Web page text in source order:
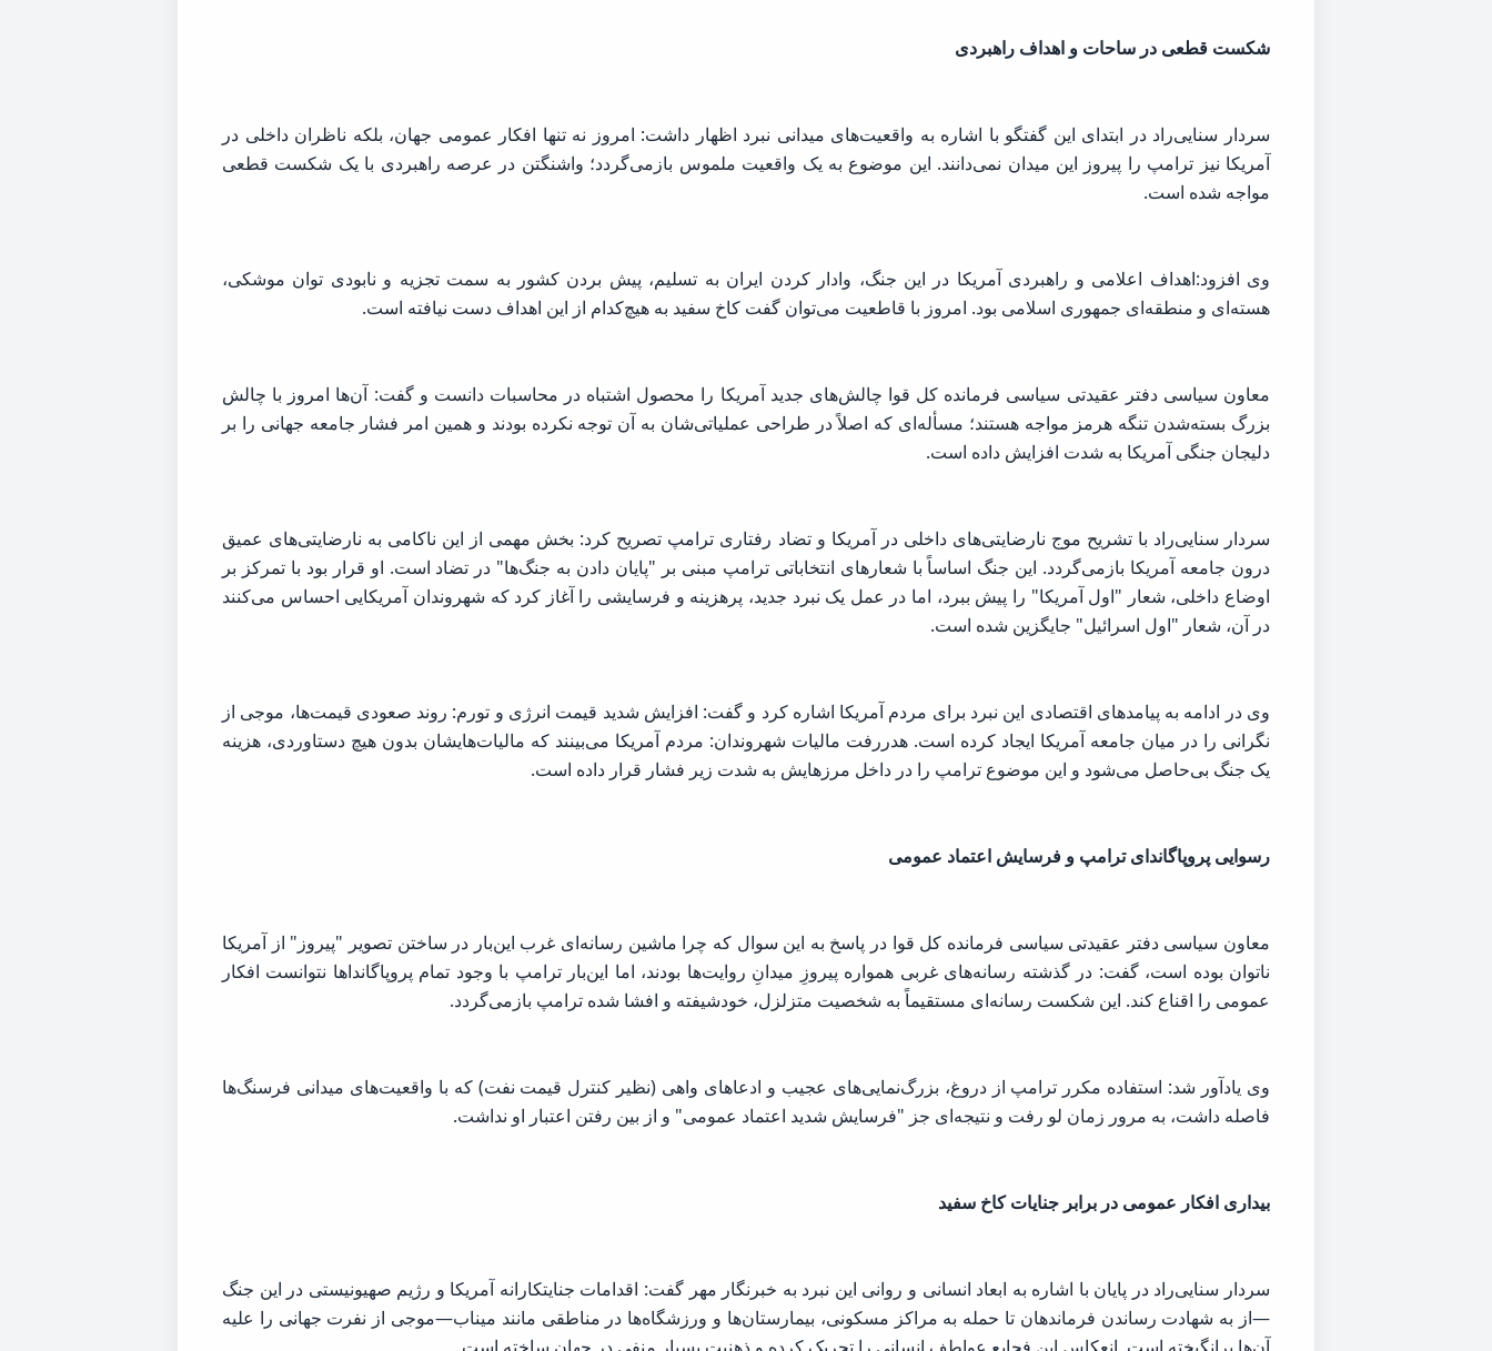
شکست قطعی در ساحات و اهداف راهبردی
سردار سنایی‌راد در ابتدای این گفتگو با اشاره به واقعیت‌های میدانی نبرد اظهار داشت: امروز نه تنها افکار عمومی جهان، بلکه ناظران داخلی در
آمریکا نیز ترامپ را پیروز این میدان نمی‌دانند. این موضوع به یک واقعیت ملموس بازمی‌گردد؛ واشنگتن در عرصه راهبردی با یک شکست قطعی
مواجه شده است.
وی افزود:اهداف اعلامی و راهبردی آمریکا در این جنگ، وادار کردن ایران به تسلیم، پیش بردن کشور به سمت تجزیه و نابودی توان موشکی،
هسته‌ای و منطقه‌ای جمهوری اسلامی بود. امروز با قاطعیت می‌توان گفت کاخ سفید به هیچ‌کدام از این اهداف دست نیافته است.
معاون سیاسی دفتر عقیدتی سیاسی فرمانده کل قوا چالش‌های جدید آمریکا را محصول اشتباه در محاسبات دانست و گفت: آن‌ها امروز با چالش
بزرگ بسته‌شدن تنگه هرمز مواجه هستند؛ مسأله‌ای که اصلاً در طراحی عملیاتی‌شان به آن توجه نکرده بودند و همین امر فشار جامعه جهانی را بر
دلیجان جنگی آمریکا به شدت افزایش داده است.
سردار سنایی‌راد با تشریح موج نارضایتی‌های داخلی در آمریکا و تضاد رفتاری ترامپ تصریح کرد: بخش مهمی از این ناکامی به نارضایتی‌های عمیق
درون جامعه آمریکا بازمی‌گردد. این جنگ اساساً با شعارهای انتخاباتی ترامپ مبنی بر "پایان دادن به جنگ‌ها" در تضاد است. او قرار بود با تمرکز بر
اوضاع داخلی، شعار "اول آمریکا" را پیش ببرد، اما در عمل یک نبرد جدید، پرهزینه و فرسایشی را آغاز کرد که شهروندان آمریکایی احساس می‌کنند
در آن، شعار "اول اسرائیل" جایگزین شده است.
وی در ادامه به پیامدهای اقتصادی این نبرد برای مردم آمریکا اشاره کرد و گفت: افزایش شدید قیمت انرژی و تورم: روند صعودی قیمت‌ها، موجی از
نگرانی را در میان جامعه آمریکا ایجاد کرده است. هدررفت مالیات شهروندان: مردم آمریکا می‌بینند که مالیات‌هایشان بدون هیچ دستاوردی، هزینه
یک جنگ بی‌حاصل می‌شود و این موضوع ترامپ را در داخل مرزهایش به شدت زیر فشار قرار داده است.
رسوایی پروپاگاندای ترامپ و فرسایش اعتماد عمومی
معاون سیاسی دفتر عقیدتی سیاسی فرمانده کل قوا در پاسخ به این سوال که چرا ماشین رسانه‌ای غرب این‌بار در ساختن تصویر "پیروز" از آمریکا
ناتوان بوده است، گفت: در گذشته رسانه‌های غربی همواره پیروزِ میدانِ روایت‌ها بودند، اما این‌بار ترامپ با وجود تمام پروپاگانداها نتوانست افکار
عمومی را اقناع کند. این شکست رسانه‌ای مستقیماً به شخصیت متزلزل، خودشیفته و افشا شده ترامپ بازمی‌گردد.
وی یادآور شد: استفاده مکرر ترامپ از دروغ، بزرگ‌نمایی‌های عجیب و ادعاهای واهی (نظیر کنترل قیمت نفت) که با واقعیت‌های میدانی فرسنگ‌ها
فاصله داشت، به مرور زمان لو رفت و نتیجه‌ای جز "فرسایش شدید اعتماد عمومی" و از بین رفتن اعتبار او نداشت.
بیداری افکار عمومی در برابر جنایات کاخ سفید
سردار سنایی‌راد در پایان با اشاره به ابعاد انسانی و روانی این نبرد به خبرنگار مهر گفت: اقدامات جنایتکارانه آمریکا و رژیم صهیونیستی در این جنگ
—از به شهادت رساندن فرماندهان تا حمله به مراکز مسکونی، بیمارستان‌ها و ورزشگاه‌ها در مناطقی مانند میناب—موجی از نفرت جهانی را علیه